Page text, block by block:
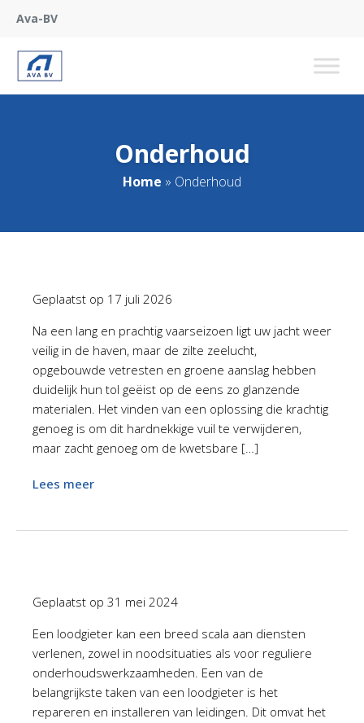
Ava-BV
Onderhoud
Home » Onderhoud
Geplaatst op 17 juli 2026
Na een lang en prachtig vaarseizoen ligt uw jacht weer
veilig in de haven, maar de zilte zeelucht,
opgebouwde vetresten en groene aanslag hebben
duidelijk hun tol geëist op de eens zo glanzende
materialen. Het vinden van een oplossing die krachtig
genoeg is om dit hardnekkige vuil te verwijderen,
maar zacht genoeg om de kwetsbare […]
Lees meer
Geplaatst op 31 mei 2024
Een loodgieter kan een breed scala aan diensten
verlenen, zowel in noodsituaties als voor reguliere
onderhoudswerkzaamheden. Een van de
belangrijkste taken van een loodgieter is het
repareren en installeren van leidingen. Dit omvat het